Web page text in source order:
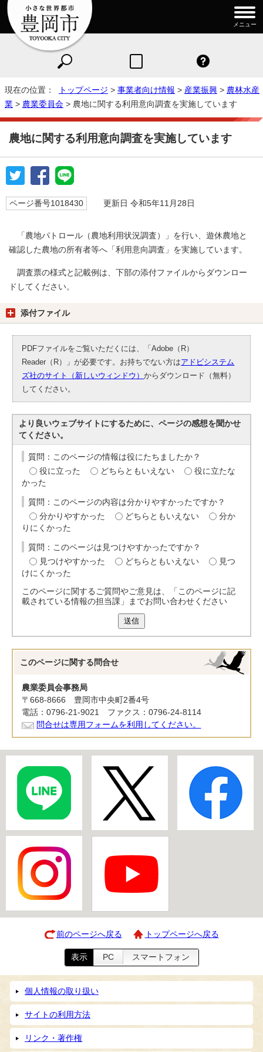
メニュー
現在の位置： トップページ > 事業者向け情報 > 産業振興 > 農林水産
業 > 農業委員会 > 農地に関する利用意向調査を実施しています
農地に関する利用意向調査を実施しています
ページ番号1018430 更新日 令和5年11月28日
「農地パトロール（農地利用状況調査）」を行い、遊休農地と
確認した農地の所有者等へ「利用意向調査」を実施しています。
調査票の様式と記載例は、下部の添付ファイルからダウンロー
ドしてください。
添付ファイル
PDFファイルをご覧いただくには、「Adobe（R）
Reader（R）」が必要です。お持ちでない方はアドビシステム
ズ社のサイト（新しいウィンドウ）からダウンロード（無料）
してください。
より良いウェブサイトにするために、ページの感想を聞かせ
てください。
質問：このページの情報は役にたちましたか？
役に立った
どちらともいえない
役に立たな
かった
質問：このページの内容は分かりやすかったですか？
分かりやすかった
どちらともいえない
分か
りにくかった
質問：このページは見つけやすかったですか？
見つけやすかった
どちらともいえない
見つ
けにくかった
このページに関するご質問やご意見は、「このページに記
載されている情報の担当課」までお問い合わせください
送信
このページに関する 問合せ
農業委員会事務局
〒668-8666 豊岡市中央町2番4号
電話：0796-21-9021 ファクス：0796-24-8114
問合せは専用フォームを利用してください。
前のページへ戻る トップページへ戻る
表示 PC スマートフォン
個人情報の取り扱い
サイトの利用方法
リンク・著作権